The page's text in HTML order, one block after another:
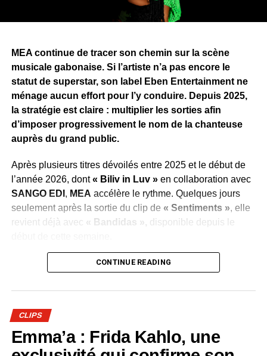
surprises que les mélomanes découvriront au fil de
l’écoute de« Longue Vie ».
Pour porter « Longue Vie »
, Zang a annoncé une
campagne de promotion articulée autour de sept clips,
« Bombarder »
ouvre la marche. Une stratégie qui
traduit l’ambition de faire de cet album l’un des projets
marquants de la scène urbaine gabonaise en 2026.
WhatsApp
Facebook
X Telegram
Email
>>
MEA continue de tracer son chemin sur la scène
musicale gabonaise. Si l’artiste n’a pas encore le
statut de superstar, son label Eben Entertainment ne
ménage aucun effort pour l’y conduire. Depuis 2025,
la stratégie est claire : multiplier les sorties afin
d’imposer progressivement le nom de la chanteuse
auprès du grand public.
Après plusieurs titres dévoilés entre 2025 et le début de
l’année 2026, dont« Biliv in Luv »en collaboration avec
SANGO EDI, MEA accélère le rythme. Quelques jours
seulement après la sortie du clip de « Sentiments », elle
revient déjà avec « Bandidas »,
disponible depuis le
Cette succession de publications illustre la volonté du
musicale, de conquérir de nouveaux auditeurs et de
Une démarche qui reflète également la confiance placée
dans le potentiel deMEA.
CONTINUE READING
CLIPS
Emma’a : Frida Kahlo, une